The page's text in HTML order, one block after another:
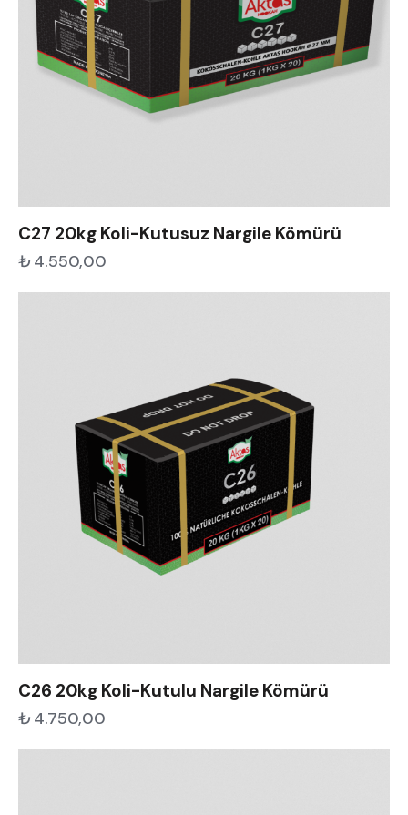
C27 20kg Koli-Kutusuz Nargile Kömürü
₺ 4.550,00
C26 20kg Koli-Kutulu Nargile Kömürü
₺ 4.750,00